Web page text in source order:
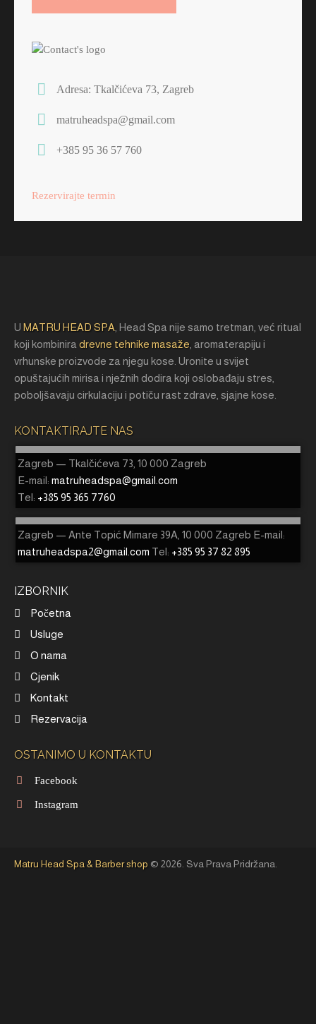
Adresa: Tkalčićeva 73, Zagreb
matruheadspa@gmail.com
+385 95 36 57 760
Rezervirajte termin
U MATRU HEAD SPA , Head Spa nije samo tretman, već ritual
koji kombinira drevne tehnike masaže , aromaterapiju i
vrhunske proizvode za njegu kose. Uronite u svijet
opuštajućih mirisa i nježnih dodira koji oslobađaju stres,
poboljšavaju cirkulaciju i potiču rast zdrave, sjajne kose.
KONTAKTIRAJTE NAS
Zagreb — Tkalčićeva 73, 10 000 Zagreb
E-mail: matruheadspa@gmail.com
Tel: +385 95 365 7760
Zagreb — Ante Topić Mimare 39A, 10 000 Zagreb E-mail:
matruheadspa2@gmail.com Tel: +385 95 37 82 895
IZBORNIK
Početna
Usluge
O nama
Cjenik
Kontakt
Rezervacija
OSTANIMO U KONTAKTU
Facebook
Instagram
Matru Head Spa & Barber shop © 2026. Sva Prava Pridržana.